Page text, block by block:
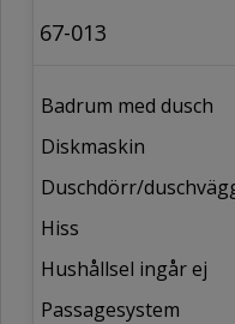
67-013
Badrum med dusch
Diskmaskin
Duschdörr/
Hiss
Hushållsel ingår ej
Passagesystem